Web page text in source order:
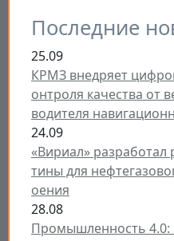
Последние
25.09
КРМЗ внедряет
онтроля качества от
водителя
24.09
«Вириал»
тины для
оения
28.08
Промышленность 4.0: